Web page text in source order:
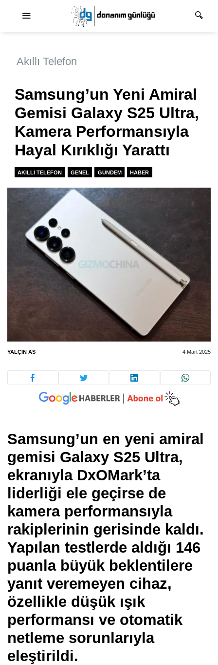
Akıllı Telefon
Samsung’un Yeni Amiral
Gemisi Galaxy S25 Ultra,
Kamera Performansıyla
Hayal Kırıklığı Yarattı
AKILLI TELEFON GENEL GUNDEM HABER
YALÇIN AS 4 Mart 2025
Samsung’un en yeni amiral
gemisi Galaxy S25 Ultra,
ekranıyla DxOMark’ta
liderliği ele geçirse de
kamera performansıyla
rakiplerinin gerisinde kaldı.
Yapılan testlerde aldığı 146
puanla büyük beklentilere
yanıt veremeyen cihaz,
özellikle düşük ışık
performansı ve otomatik
netleme sorunlarıyla
eleştirildi.